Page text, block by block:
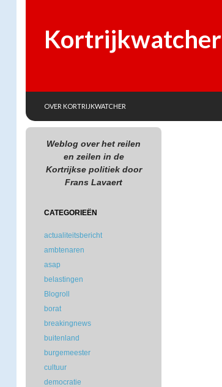
Kortrijkwatcher
OVER KORTRIJKWATCHER
Weblog over het reilen
en zeilen in de
Kortrijkse politiek door
Frans Lavaert
CATEGORIEËN
actualiteitsbericht
ambtenaren
asap
belastingen
Blogroll
borat
breakingnews
buitenland
burgemeester
cultuur
democratie